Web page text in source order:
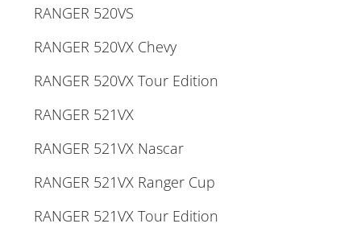
RANGER 520VS
RANGER 520VX Chevy
RANGER 520VX Tour Edition
RANGER 521VX
RANGER 521VX Nascar
RANGER 521VX Ranger Cup
RANGER 521VX Tour Edition